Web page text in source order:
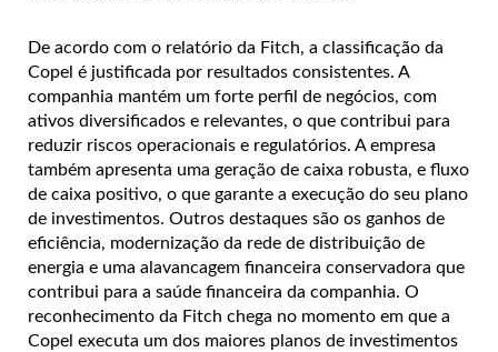
De acordo com o relatório da Fitch, a classificação da
Copel é justificada por resultados consistentes. A
companhia mantém um forte perfil de negócios, com
ativos diversificados e relevantes, o que contribui para
reduzir riscos operacionais e regulatórios. A empresa
também apresenta uma geração de caixa robusta, e fluxo
de caixa positivo, o que garante a execução do seu plano
de investimentos. Outros destaques são os ganhos de
eficiência, modernização da rede de distribuição de
energia e uma alavancagem financeira conservadora que
contribui para a saúde financeira da companhia. O
reconhecimento da Fitch chega no momento em que a
Copel executa um dos maiores planos de investimentos